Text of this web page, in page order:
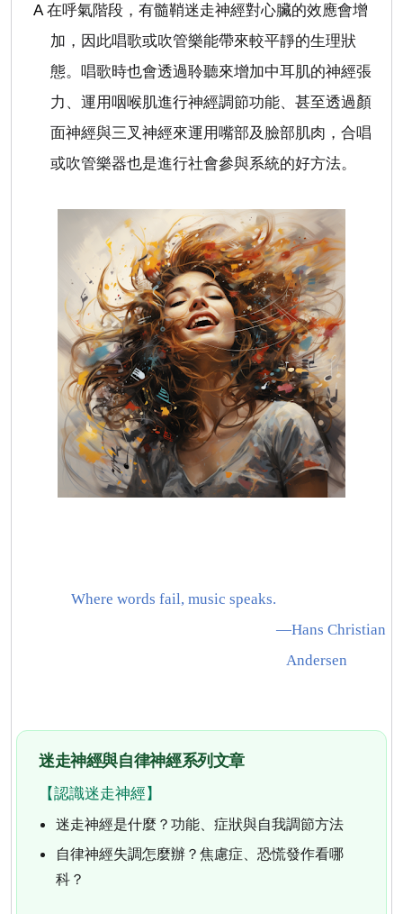
A在呼氣階段，有髓鞘迷走神經對心臟的效應會增
加，因此唱歌或吹管樂能帶來較平靜的生理狀
態。唱歌時也會透過聆聽來增加中耳肌的神經張
力、運用咽喉肌進行神經調節功能、甚至透過顏
面神經與三叉神經來運用嘴部及臉部肌肉，合唱
或吹管樂器也是進行社會參與系統的好方法。
Where words fail, music speaks.
—Hans Christian
Andersen
迷走神經與自律神經系列文章
【認識迷走神經】
迷走神經是什麼？功能、症狀與自我調節方法
自律神經失調怎麼辦？焦慮症、恐慌發作看哪
科？